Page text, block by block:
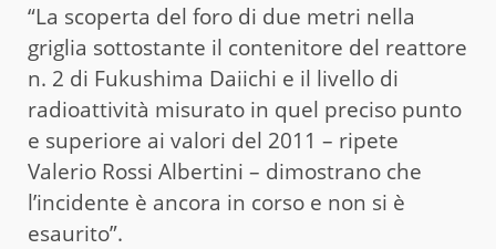
“La scoperta del foro di due metri nella
griglia sottostante il contenitore del reattore
n. 2 di Fukushima Daiichi e il livello di
radioattività misurato in quel preciso punto
e superiore ai valori del 2011 – ripete
Valerio Rossi Albertini – dimostrano che
l’incidente è ancora in corso e non si è
esaurito”.